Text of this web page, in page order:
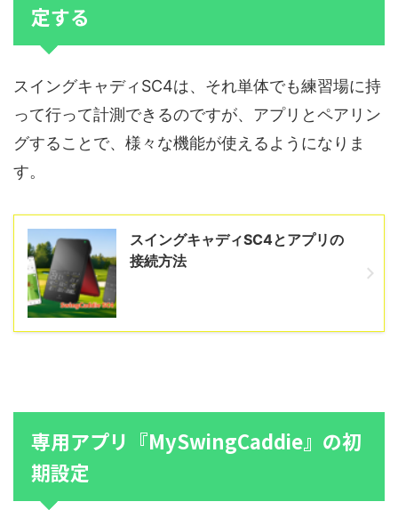
定する
スイングキャディSC4は、それ単体でも練習場に持
って行って計測できるのですが、アプリとペアリン
グすることで、様々な機能が使えるようになりま
す。
スイングキャディSC4とアプリの
接続方法
専用アプリ『MySwingCaddie』の初
期設定